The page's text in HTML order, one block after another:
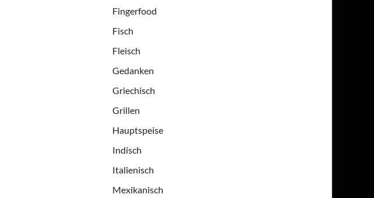
Fingerfood
Fisch
Fleisch
Gedanken
Griechisch
Grillen
Hauptspeise
Indisch
Italienisch
Mexikanisch